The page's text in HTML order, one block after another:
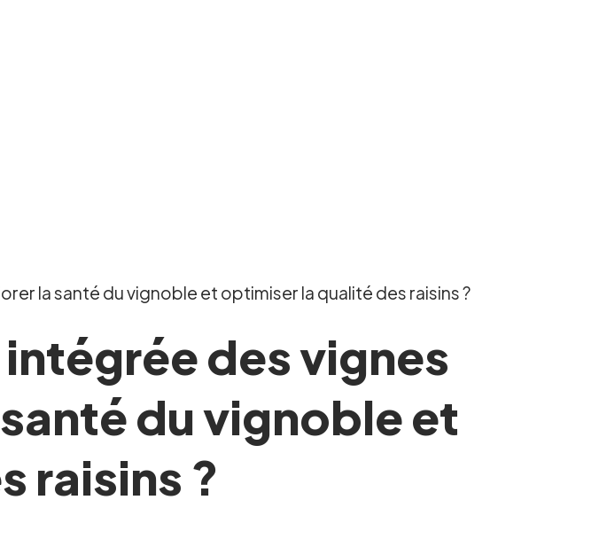
la santé du vignoble et optimiser la qualité des raisins ?
des vignes
du vignoble et
raisins ?